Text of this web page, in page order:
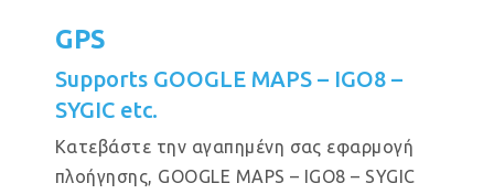
GPS
Supports GOOGLE MAPS – IGO8 –
SYGIC etc.
Κατεβάστε την αγαπημένη σας εφαρμογή
πλοήγησης, GOOGLE MAPS – IGO8 – SYGIC